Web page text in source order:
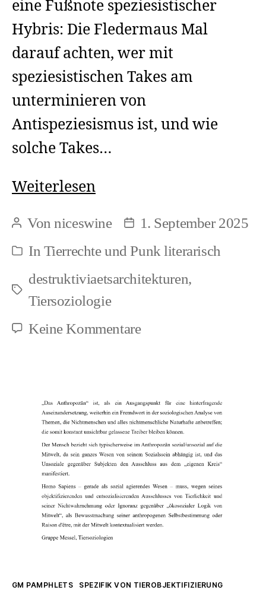
eine Fußnote speziesistischer
Hybris: Die Fledermaus Mal
darauf achten, wer mit
speziesistischen Takes am
unterminieren von
Antispeziesismus ist, und wie
solche Takes…
WeiterlesenLiterarisch
und
Punk:
Ozzy
speziesistischer
Götze
Beitragsautor
Vonniceswine Beitragsdatum
1. September 2025
Kategorien
In Tierrechte und Punk literarisch
Schlagwörter
destruktiviaetsarchitekturen,
Tiersoziologie
Keine Kommentarezu
Punk:
Ozzy
speziesistischer
Götze
Kategorien
GM PAMPHLETS
SPEZIFIK VON TIEROBJEKTIFIZIERUNG